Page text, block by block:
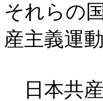
それらの
産主義運
日本共